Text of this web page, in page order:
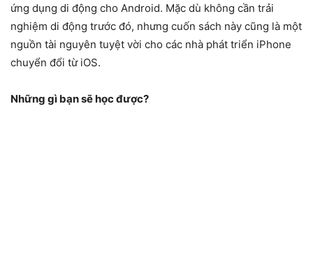
ứng dụng di động cho Android. Mặc dù không cần trải
nghiệm di động trước đó, nhưng cuốn sách này cũng là một
nguồn tài nguyên tuyệt vời cho các nhà phát triển iPhone
chuyển đổi từ iOS.
Những gì bạn sẽ học được?